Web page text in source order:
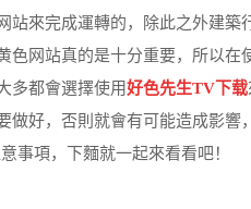
站來完成運轉的，除此之外建
色网站真的是十分重要，所以
多都會選擇使用好色先生TV下载
做好，否則就會有可能造成影
事項，下麵就一起來看看吧！